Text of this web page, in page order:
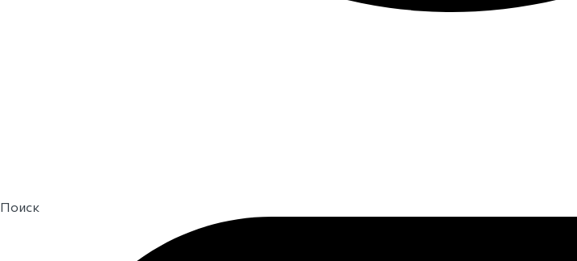
Поиск